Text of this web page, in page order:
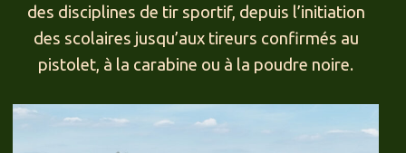
des disciplines de tir sportif, depuis l’initiation
des scolaires jusqu’aux tireurs confirmés au
pistolet, à la carabine ou à la poudre noire.